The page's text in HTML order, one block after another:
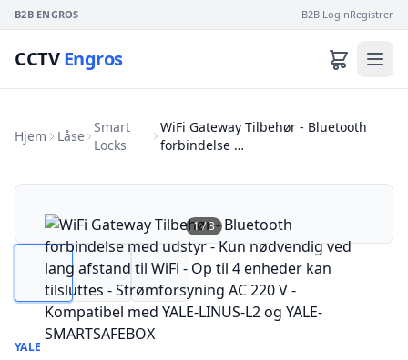
B2B ENGROS B2B LoginRegistrer
CCTVEngros
Hjem Låse
Smart
Locks
WiFi Gateway Tilbehør - Bluetooth
forbindelse …
1/3
YALE